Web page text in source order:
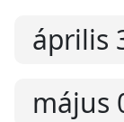
április
május